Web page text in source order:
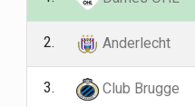
2. Anderlecht
3. Club Brugge